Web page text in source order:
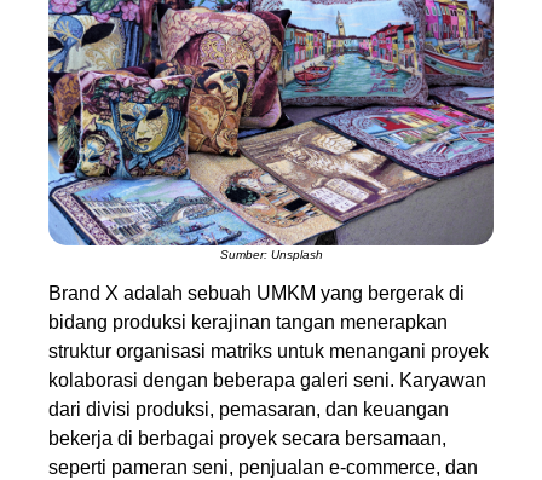
Sumber: Unsplash
Brand X adalah sebuah UMKM yang bergerak di
bidang produksi kerajinan tangan menerapkan
struktur organisasi matriks untuk menangani proyek
kolaborasi dengan beberapa galeri seni. Karyawan
dari divisi produksi, pemasaran, dan keuangan
bekerja di berbagai proyek secara bersamaan,
seperti pameran seni, penjualan e-commerce, dan